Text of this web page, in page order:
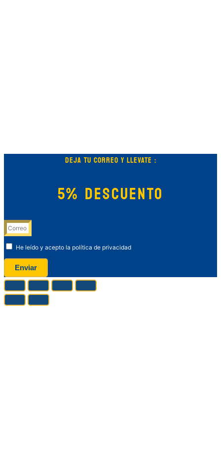
DEJA TU CORREO Y LLEVATE :
5% DESCUENTO
He leído y acepto la política de privacidad
Enviar